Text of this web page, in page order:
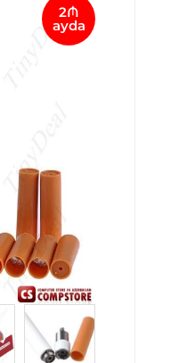
2₼
ayda